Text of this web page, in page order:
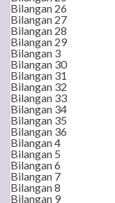
Bilangan 26
Bilangan 27
Bilangan 28
Bilangan 29
Bilangan 3
Bilangan 30
Bilangan 31
Bilangan 32
Bilangan 33
Bilangan 34
Bilangan 35
Bilangan 36
Bilangan 4
Bilangan 5
Bilangan 6
Bilangan 7
Bilangan 8
Bilangan 9